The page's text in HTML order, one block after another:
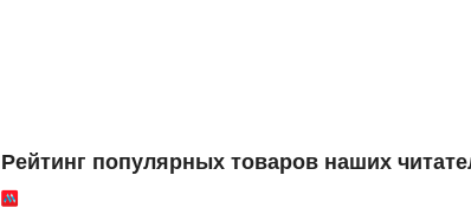
Рейтинг популярных товаров наших